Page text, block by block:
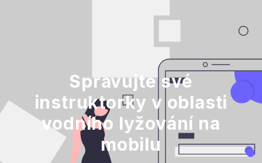
Spravujte své
instruktorky v oblasti
vodního lyžování na
mobilu